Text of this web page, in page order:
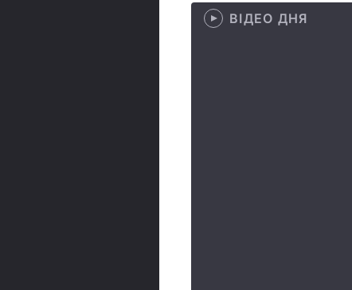
ВІДЕО ДНЯ